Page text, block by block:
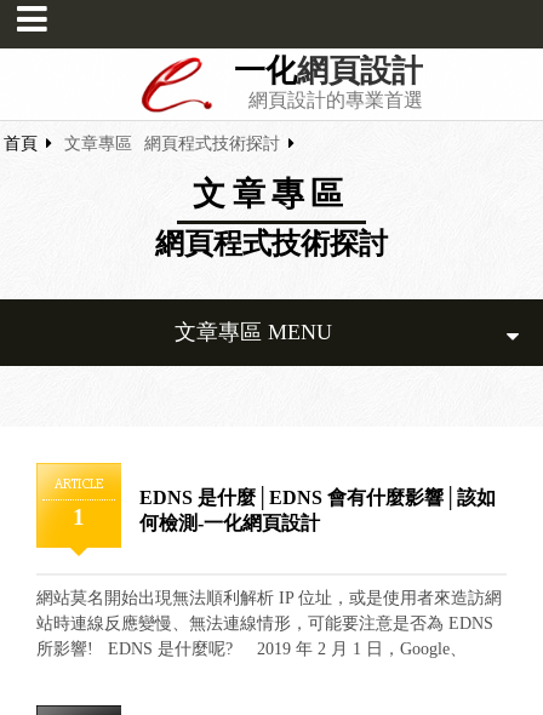
一化網頁設計
網頁設計的專業首選
首頁 文章專區 網頁程式技術探討
文章專區
網頁程式技術探討
文章專區 MENU
ARTICLE
1
EDNS 是什麼│EDNS 會有什麼影響│該如
何檢測-一化網頁設計
網站莫名開始出現無法順利解析 IP 位址，或是使用者來造訪網
站時連線反應變慢、無法連線情形，可能要注意是否為 EDNS
所影響! EDNS 是什麼呢? 2019 年 2 月 1 日，Google、